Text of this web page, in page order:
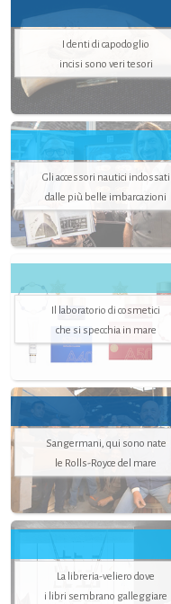
I denti di capodoglio
incisi sono veri tesori
Gli accessori nautici indossati
dalle più belle imbarcazioni
Il laboratorio di cosmetici
che si specchia in mare
Sangermani, qui sono nate
le Rolls-Royce del mare
La libreria-veliero dove
i libri sembrano galleggiare